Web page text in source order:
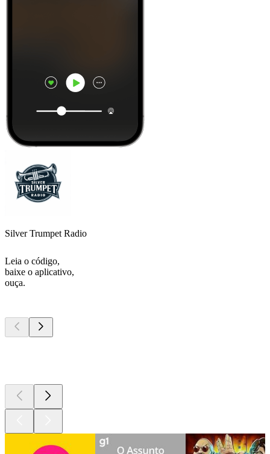
Silver Trumpet Radio
Leia o código,
baixe o aplicativo,
ouça.